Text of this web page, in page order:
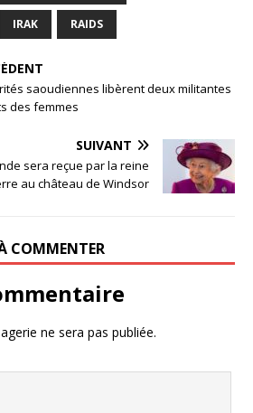
IRAK RAIDS
saoudiennes libèrent deux militantes
des femmes
SUIVANT
sera reçue par la reine
au château de Windsor
COMMENTER
ne sera pas publiée.